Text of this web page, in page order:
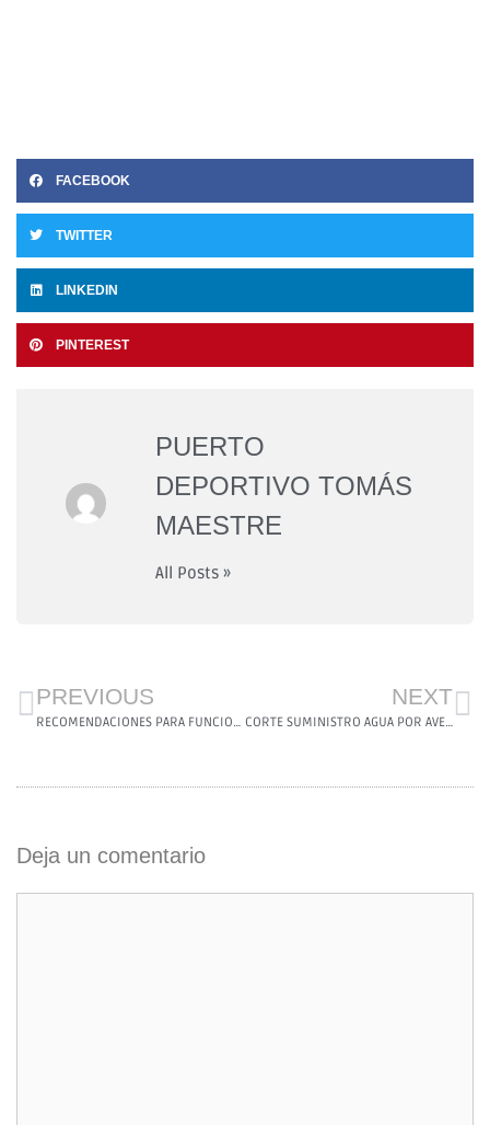
FACEBOOK
TWITTER
LINKEDIN
PINTEREST
PUERTO
DEPORTIVO TOMÁS
MAESTRE
All Posts »
PREVIOUS
RECOMENDACIONES PARA FUNCIONAMIENTO DEL PUERTO DEPORTIVO HASTA EL 26 DE ABRIL
NEXT
CORTE SUMINISTRO AGUA POR AVERIA
Deja un comentario